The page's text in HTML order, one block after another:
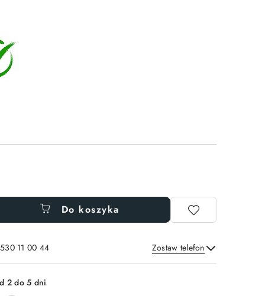
Do koszyka
11 00 44 Zostaw telefon
Wyślij
2 do 5 dni